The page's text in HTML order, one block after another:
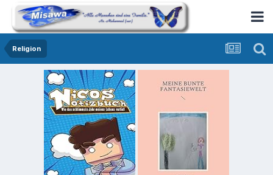
Religion